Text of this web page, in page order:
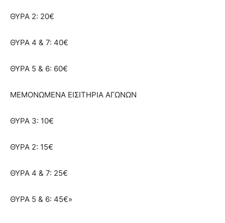
ΘΥΡΑ 2: 20€
ΘΥΡΑ 4 & 7: 40€
ΘΥΡΑ 5 & 6: 60€
ΜΕΜΟΝΩΜΕΝΑ ΕΙΣΙΤΗΡΙΑ ΑΓΩΝΩΝ
ΘΥΡΑ 3: 10€
ΘΥΡΑ 2: 15€
ΘΥΡΑ 4 & 7: 25€
ΘΥΡΑ 5 & 6: 45€»